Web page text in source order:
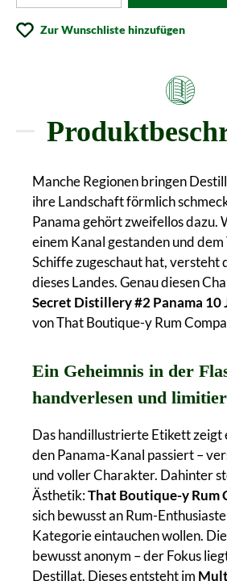
Zur Wunschliste hinzufügen
Manche Regionen bringen
ihre Landschaft förmlich
Panama gehört zweifellos dazu.
einem Kanal gestanden und
Schiffe zugeschaut hat, versteht
dieses Landes. Genau diesen
Secret Distillery #2 Panama 10
von That Boutique-y Rum
Ein Geheimnis in der
handverlesen und
Das handillustrierte Etikett zeigt
den Panama-Kanal passiert –
und voller Charakter. Dahinter
Ästhetik:That Boutique-y Rum
sich bewusst an Rum-
Kategorie eintauchen wollen.
bewusst anonym – der Fokus
Destillat. Dieses entsteht im